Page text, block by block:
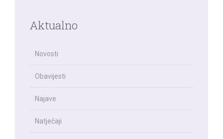
Aktualno
Novosti
Obavijesti
Najave
Natječaji